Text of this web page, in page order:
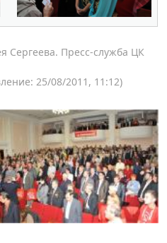
Сергеева. Пресс-служба ЦК
25/08/2011, 11:12)